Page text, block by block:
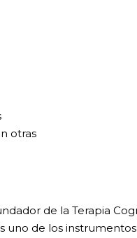
otras
de la Terapia
uno de los